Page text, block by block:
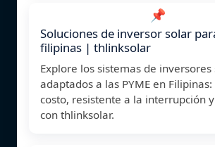
📌
Soluciones de inversor solar
filipinas | thlinksolar
Explore los sistemas de inversores
adaptados a las PYME en
costo, resistente a la interrupción
con thlinksolar.